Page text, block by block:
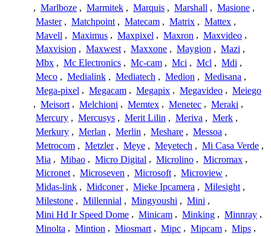
, Marlboze , Marmitek , Marquis , Marshall , Masione ,
Master , Matchpoint , Matecam , Matrix , Mattex ,
Mavell , Maximus , Maxpixel , Maxron , Maxvideo ,
Maxvision , Maxwest , Maxxone , Maygion , Mazi ,
Mbx , Mc Electronics , Mc-cam , Mci , Mcl , Mdi ,
Meco , Medialink , Mediatech , Medion , Medisana ,
Mega-pixel , Megacam , Megapix , Megavideo , Meiego
, Meisort , Melchioni , Memtex , Menetec , Meraki ,
Mercury , Mercusys , Merit Lilin , Meriva , Merk ,
Merkury , Merlan , Merlin , Meshare , Messoa ,
Metrocom , Metzler , Meye , Meyetech , Mi Casa Verde ,
Mia , Mibao , Micro Digital , Microlino , Micromax ,
Micronet , Microseven , Microsoft , Microview ,
Midas-link , Midconer , Mieke Ipcamera , Milesight ,
Milestone , Millennial , Mingyoushi , Mini ,
Mini Hd Ir Speed Dome , Minicam , Minking , Minnray ,
Minolta , Mintion , Miosmart , Mipc , Mipcam , Mips ,